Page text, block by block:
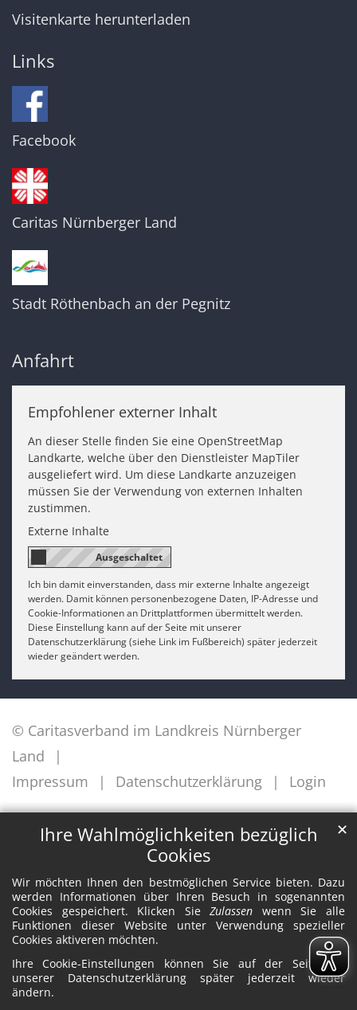
Ihre Wahlmöglichkeiten bezüglich
Cookies
Wir möchten Ihnen den bestmöglichen Service bieten. Dazu
werden Informationen über Ihren Besuch in sogenannten
Cookies gespeichert. Klicken SieZulassen wenn Sie alle
Funktionen dieser Website unter Verwendung spezieller
Cookies aktiveren möchten.
Ihre Cookie-Einstellungen können Sie auf der Seite mit
unserer Datenschutzerklärung später jederzeit wieder
ändern.
✕
Visitenkarte herunterladen
Links
Facebook
Caritas Nürnberger Land
Stadt Röthenbach an der Pegnitz
Anfahrt
Empfohlener externer Inhalt
An dieser Stelle finden Sie eine OpenStreetMap
Landkarte, welche über den Dienstleister MapTiler
ausgeliefert wird. Um diese Landkarte anzuzeigen
müssen Sie der Verwendung von externen Inhalten
zustimmen.
Externe Inhalte
Ich bin damit einverstanden, dass mir externe Inhalte angezeigt
werden. Damit können personenbezogene Daten, IP-Adresse und
Cookie-Informationen an Drittplattformen übermittelt werden.
Diese Einstellung kann auf der Seite mit unserer
Datenschutzerklärung (siehe Link im Fußbereich) später jederzeit
wieder geändert werden.
© Caritasverband im Landkreis Nürnberger
Land
Impressum
Datenschutzerklärung Login